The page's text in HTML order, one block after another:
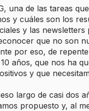
una de las tareas
y cuáles son los
y las newsletters
que no son
por eso, de
años, que nos ha
y que
largo de casi dos
propuesto y, al